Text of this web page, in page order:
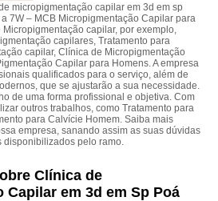
micropigmentação capilar em 3d em sp
7W – MCB Micropigmentação Capilar para
capilar, por exemplo,
capilares, Tratamento para
capilar, Clínica de Micropigmentação
Capilar para Homens. A empresa
qualificados para o serviço, além de
que se ajustarão a sua necessidade.
de uma forma profissional e objetiva. Com
outros trabalhos, como Tratamento para
para Calvície Homem. Saiba mais
empresa, sanando assim as suas dúvidas
pelo ramo.
Clínica de
Capilar em 3d em Sp Poá